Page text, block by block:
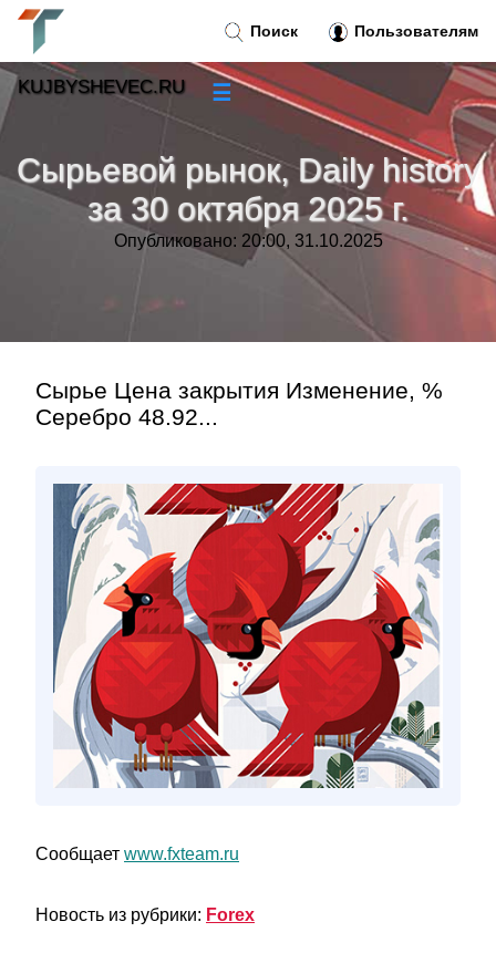
Сырьевой рынок, Daily history
за 30 октября 2025 г.
Опубликовано: 20:00, 31.10.2025
Сырье Цена закрытия Изменение, %
Серебро 48.92...
Сообщает www.fxteam.ru
Новость из рубрики: Forex
Поиск Пользователям
KUJBYSHEVEC.RU ☰
»
Тренды новостей »
»
Контакт»